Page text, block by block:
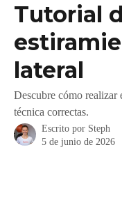
Tutorial
lateral
Descubre cómo realizar
técnica correctas.
Escrito por Steph
5 de junio de 2026